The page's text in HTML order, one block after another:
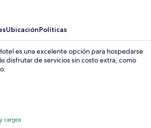
UbicaciónPolíticas
es una excelente opción para hospedarse
disfrutar de servicios sin costo extra, como
cargos